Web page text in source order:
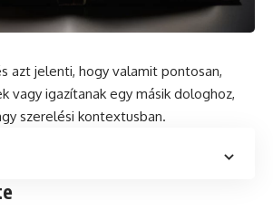
azt jelenti, hogy valamit pontosan,
vagy igazítanak egy másik dologhoz,
szerelési kontextusban.